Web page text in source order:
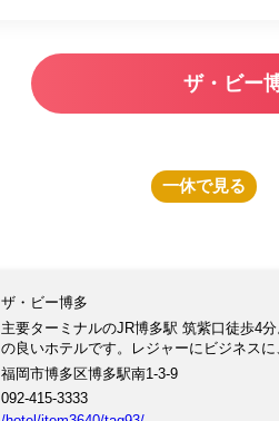
ザ・ビー
一休で見る
ザ・ビー博多
主要ターミナルのJR博多駅 筑紫口徒歩4
の良いホテルです。レジャーにビジネス
福岡市博多区博多駅南1-3-9
092-415-3333